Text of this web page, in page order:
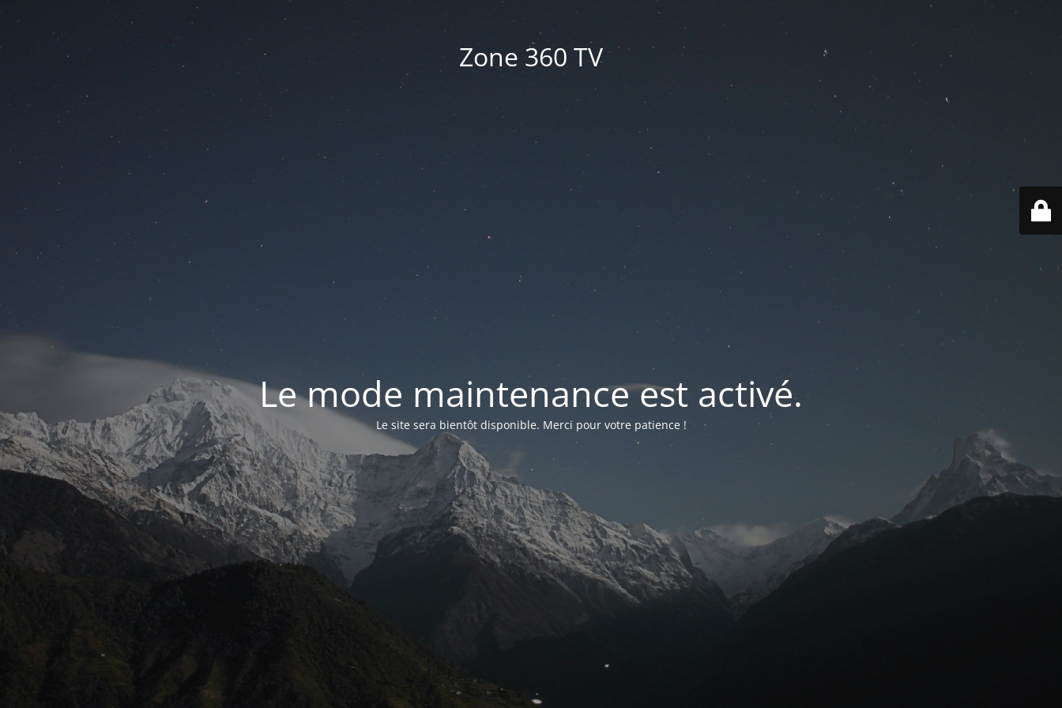
Zone 360 TV
Le mode maintenance est activé.
Le site sera bientôt disponible. Merci pour votre patience !